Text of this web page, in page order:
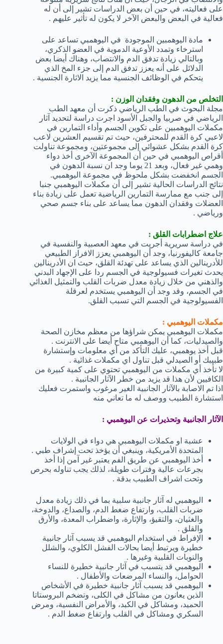
على فعاليته، في حين أن بعض الدراسات تشير إلى أن له
فعالية في البعض والبعض الآخر لا يكون له تأثير عليهم .
مادة اليوهمبين الموجودة في اليوهمبي تساعد على
استرخاء وتمدد الأوعية الدموية في العضو الذكري،
وبالتالي زيادة تدفق الدم والانتصاب، وهناك أيضا بعض
الدلائل على أنه يعزز تدفق الدم إلى جزء المخ الذي
يتحكم في الوظائف الجنسية مما يزيد الاثارة الجنسية .
التخلص من الدهون وفقدان الوزن :
مجلة البحوث في الطب الرياضي ذكرت أن معهد الطب
الرياضي في صربيا والجبل الأسود اجرت دراسة لتحديد آثار
مكملات اليوهمبين على تكوين الجسم وأداء التمارين في
لاعبي كرة القدم للمحترفين، حيث تم تقسيم العشرين لاعب
كرة القدم بشكل عشوائي إلى مجموعتين، ومجموعة تناولت
أقراص اليوهمبي في حين أن المجموعة الآخرى أخذ دواء
وهمي غير فعال، وبعد 21 يوما وجد ان نسبة الدهون في
الجسم انخفضت بشكل ملحوظ في مجموعة اليوهمبي.
نتائج الدراسات الحالية تشير إلى أن مكملات اليوهمبي جنبا
إلى جنب مع ممارسة التمارين الرياضية تعمل على زيادة بناء
العضلات وفقدان الدهون مما يساعد على بناء جسم صحي
ورياضي .
علاج اضطرابات القلق :
في دراسة سريرية أجريت في معهد العصبية والنفسية في
جامعة كاليفورنيا، وجد أن اليوهمبي يعزز الافراز الطبيعي
للأدرينالين الذي يساعد على تهدئة القلق، حيث ان الأدرينالين
يحدث تغيرات فسيولوجية في الجسم ردا على الإجهاد البدني
والذهني من خلال زيادة معدل ضربات القلب والتمثيل الغذائي
في الجسم، وقد وجد أن اليوهمبي يستخدم لعرقلة
الفسيولوجية في الجسم التي تسبب القلق.
مكملات اليوهمبي :
مكملات اليوهمبي يمكن شراؤها من معظم مخازن الصحة
والصيدليات، كما أن اليوهمبي متاح أيضا على الانترنت .
قبل أخذ يوهمبي، عليك التأكد من أي معلومات وإستشارة
طبيبك أو الصيدلي قبل تناول اي مكملات غذائية .
لا تأخذ أي مكملات من اليوهمبي تحتوي على كمية كبيرة من
الكافيين لأن هذا قد يزيد من خطر الآثار الجانبية .
اذا تم الاصابة بالآثار الجانبية الغير مرغوب واستمرت فعليك
استشارة الطبيب ووصف له ما تعاني منه
الآثار الجانبية وتحذيرات عن اليوهمبي :
عشبة او مكملات اليوهمبي هي دواء في الولايات
المتحدة الأمريكية، وينبغي أن يؤخذ تحت إشراف طبي .
أخذ اليوهمبي عن طريق الفم يعتبر غير آمن إذا أخذ
بجرعات عالية وفترات طويلة، لذلك يجب تناوله بحرص
وتحت اشراف الطبيب بدقة .
اليوهمبي له آثار جانبية سلبية بما في ذلك زيادة معدل
ضربات القلب، وارتفاع ضغط الدم، والصداع، والدوخة،
والغثيان، والتقيؤ، والإثارة، واضطراب المعدة، والأرق
والقلق .
الإفراط في استخدام اليوهمبي قد يسبب آثار جانبية
خطيرة ويرتبط أيضا بحالات الفشل الكلوي، والشلل
والنوبات القلبية وغيرها .
اليوهمبي قد يتسبب في آثار جانبية خطيرة للنساء
الحوامل، والنساء المرضعات والأطفال .
اليوهمبي قد يسبب آثار جانبية خطيرة في الأشخاص
الذين يعانون من مشاكل في الكلى، وتضخم البروستاتا
الحميد، ومشاكل في الكبد، والأمراض النفسية، ومرض
السكري ومشاكل في القلب وارتفاع ضغط الدم .